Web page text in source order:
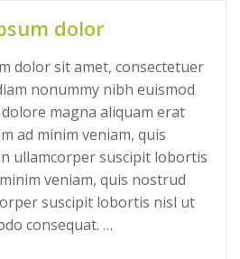
dolor
dolor sit amet, consectetuer
nonummy nibh euismod
magna aliquam erat
ad minim veniam, quis
ullamcorper suscipit lobortis
veniam, quis nostrud
suscipit lobortis nisl ut
consequat. …